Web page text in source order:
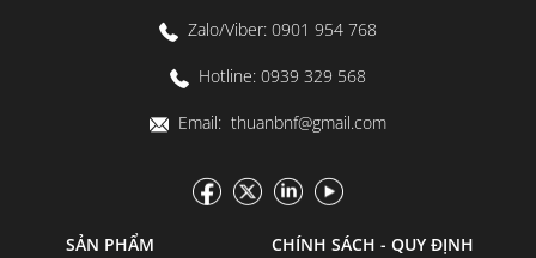
Zalo/Viber: 0901 954 768
Hotline: 0939 329 568
Email: thuanbnf@gmail.com
SẢN PHẨM
CHÍNH SÁCH - QUY ĐỊNH